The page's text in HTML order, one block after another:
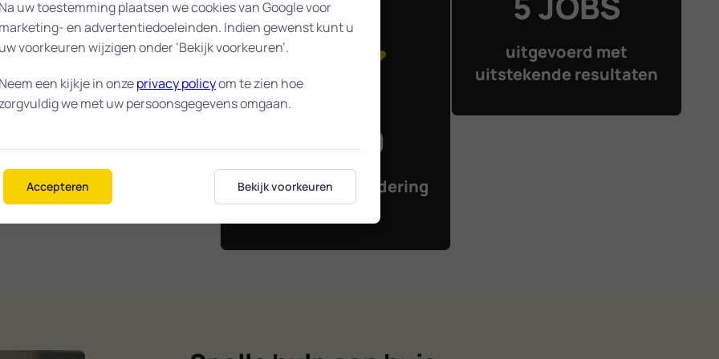
staat
in onze
we snel ter
mogelijk wordt
Heeft u een
helpen wij u
10 / 10
gemiddelde waardering
in Lunteren
uitgevoerd met
uitstekende resultaten
Na uw toestemming plaatsen we cookies van Google voor
marketing- en advertentiedoeleinden. Indien gewenst kunt u
uw voorkeuren wijzigen onder ‘Bekijk voorkeuren’.
Neem een kijkje in onzeprivacy policyom te zien hoe
we met uw persoonsgegevens omgaan.
Accepteren Bekijk voorkeuren